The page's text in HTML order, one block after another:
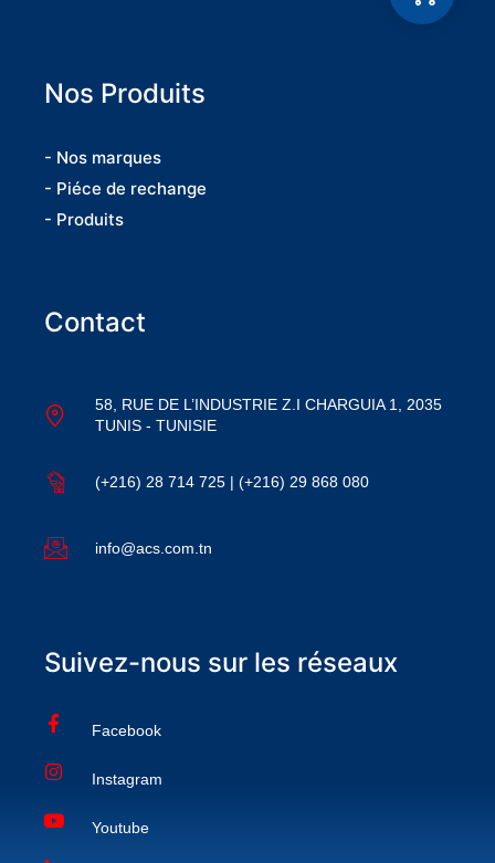
Nos Produits
- Nos marques
- Piéce de rechange
- Produits
Contact
58, RUE DE L’INDUSTRIE Z.I CHARGUIA 1, 2035
TUNIS - TUNISIE
(+216) 28 714 725 | (+216) 29 868 080
info@acs.com.tn
Suivez-nous sur les réseaux
Facebook
Instagram
Youtube